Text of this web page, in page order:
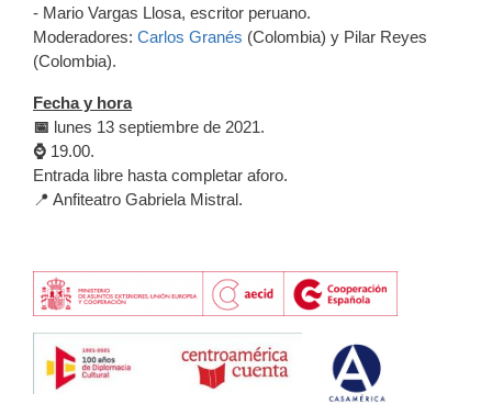
- Mario Vargas Llosa, escritor peruano.
Moderadores: Carlos Granés (Colombia) y Pilar Reyes
(Colombia).
Fecha y hora
📅 lunes 13 septiembre de 2021.
⌚ 19.00.
Entrada libre hasta completar aforo.
📍 Anfiteatro Gabriela Mistral.